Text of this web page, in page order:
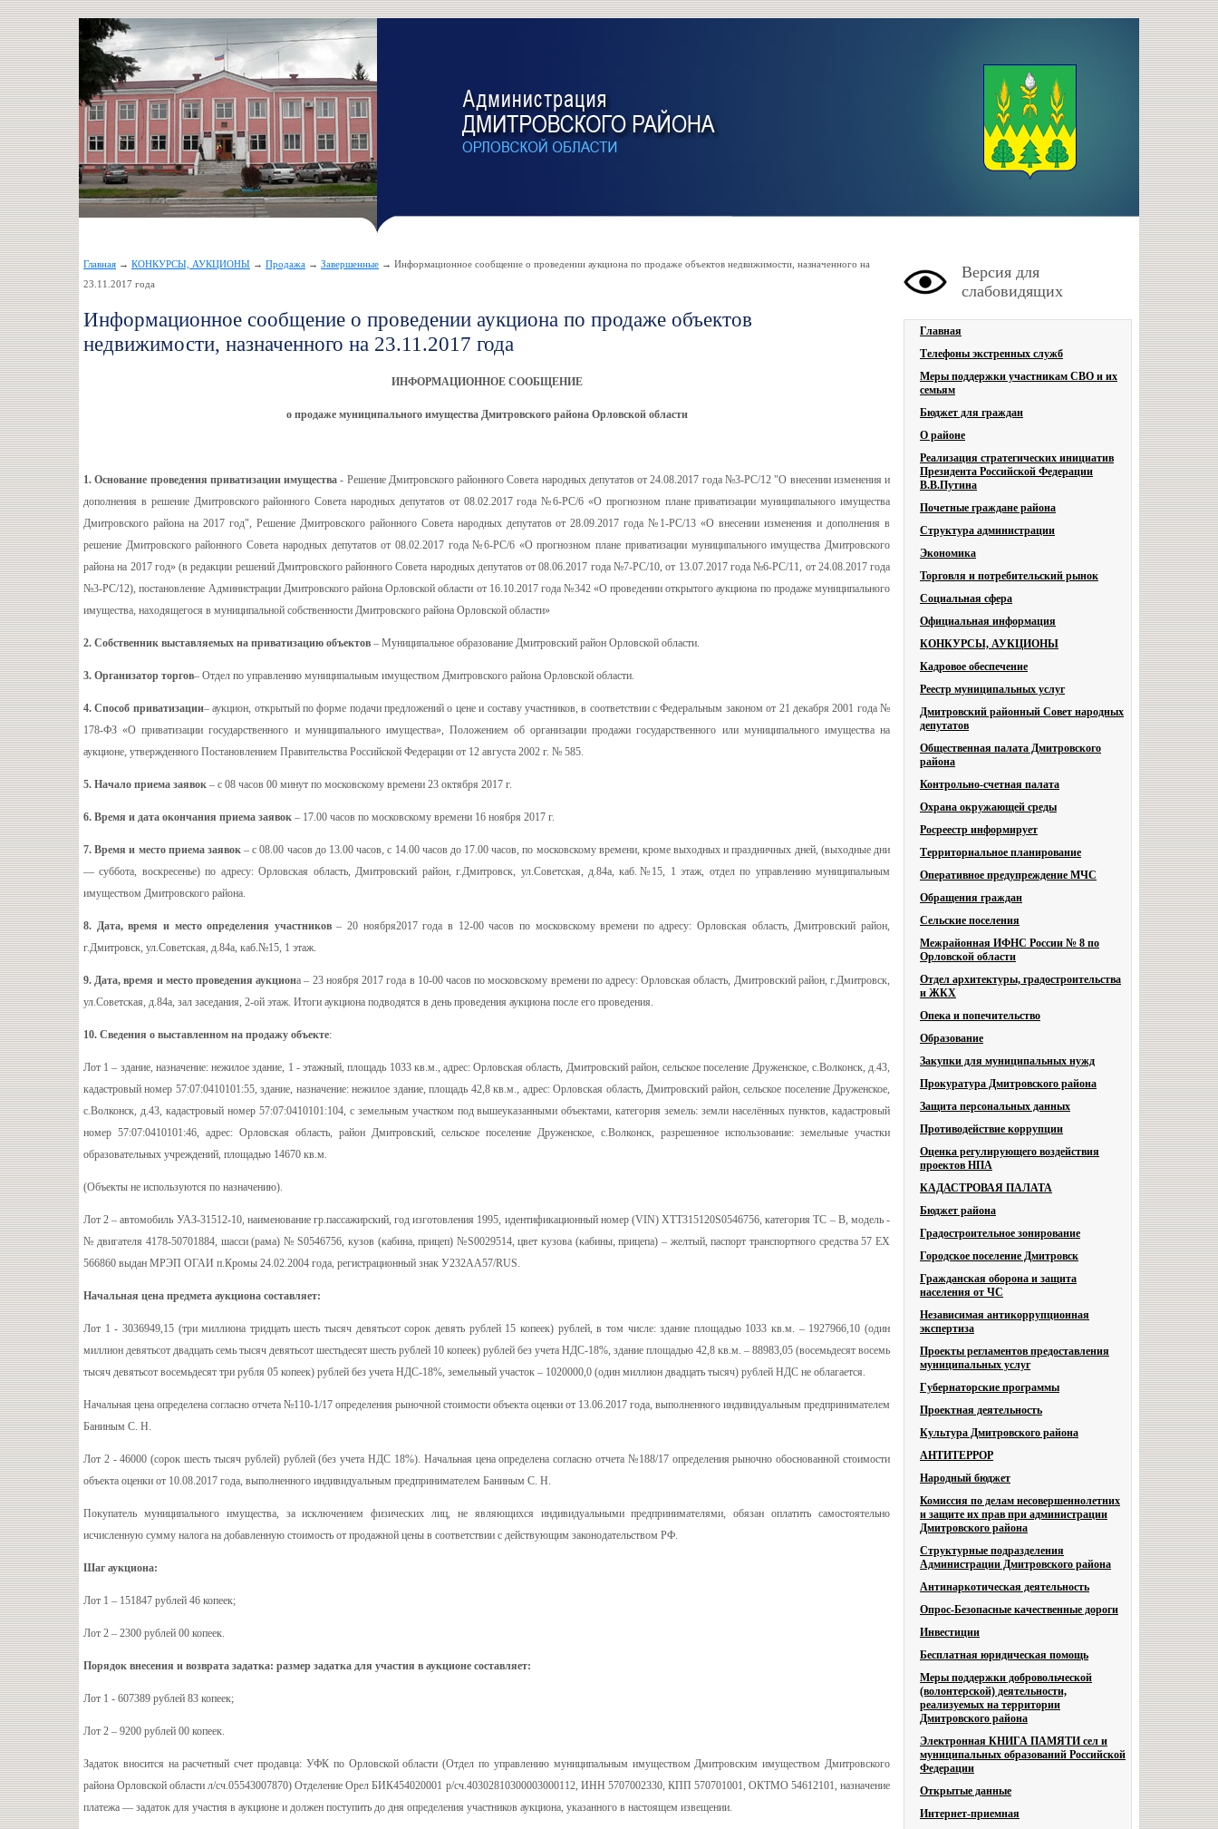
Главная → КОНКУРСЫ, АУКЦИОНЫ → Продажа → Завершенные → Информационное сообщение о проведении аукциона по продаже объектов недвижимости, назначенного на
23.11.2017 года
Информационное сообщение о проведении аукциона по продаже объектов
недвижимости, назначенного на 23.11.2017 года
ИНФОРМАЦИОННОЕ СООБЩЕНИЕ
о продаже муниципального имущества Дмитровского района Орловской области
1. Основание проведения приватизации имущества - Решение Дмитровского районного Совета народных депутатов от 24.08.2017 года №3-РС/12 "О внесении изменения и
дополнения в решение Дмитровского районного Совета народных депутатов от 08.02.2017 года №6-РС/6 «О прогнозном плане приватизации муниципального имущества
Дмитровского района на 2017 год", Решение Дмитровского районного Совета народных депутатов от 28.09.2017 года №1-РС/13 «О внесении изменения и дополнения в
решение Дмитровского районного Совета народных депутатов от 08.02.2017 года №6-РС/6 «О прогнозном плане приватизации муниципального имущества Дмитровского
района на 2017 год» (в редакции решений Дмитровского районного Совета народных депутатов от 08.06.2017 года №7-РС/10, от 13.07.2017 года №6-РС/11, от 24.08.2017 года
№3-РС/12), постановление Администрации Дмитровского района Орловской области от 16.10.2017 года №342 «О проведении открытого аукциона по продаже муниципального
имущества, находящегося в муниципальной собственности Дмитровского района Орловской области»
2. Собственник выставляемых на приватизацию объектов – Муниципальное образование Дмитровский район Орловской области.
3. Организатор торгов– Отдел по управлению муниципальным имуществом Дмитровского района Орловской области.
4. Способ приватизации– аукцион, открытый по форме подачи предложений о цене и составу участников, в соответствии с Федеральным законом от 21 декабря 2001 года №
178-ФЗ «О приватизации государственного и муниципального имущества», Положением об организации продажи государственного или муниципального имущества на
аукционе, утвержденного Постановлением Правительства Российской Федерации от 12 августа 2002 г. № 585.
5. Начало приема заявок – с 08 часов 00 минут по московскому времени 23 октября 2017 г.
6. Время и дата окончания приема заявок – 17.00 часов по московскому времени 16 ноября 2017 г.
7. Время и место приема заявок– с 08.00 часов до 13.00 часов, с 14.00 часов до 17.00 часов, по московскому времени, кроме выходных и праздничных дней, (выходные дни
— суббота, воскресенье) по адресу: Орловская область, Дмитровский район, г.Дмитровск, ул.Советская, д.84а, каб.№15, 1 этаж, отдел по управлению муниципальным
имуществом Дмитровского района.
8. Дата, время и место определения участников– 20 ноября2017 года в 12-00 часов по московскому времени по адресу: Орловская область, Дмитровский район,
г.Дмитровск, ул.Советская, д.84а, каб.№15, 1 этаж.
9. Дата, время и место проведения аукциона – 23 ноября 2017 года в 10-00 часов по московскому времени по адресу: Орловская область, Дмитровский район, г.Дмитровск,
ул.Советская, д.84а, зал заседания, 2-ой этаж. Итоги аукциона подводятся в день проведения аукциона после его проведения.
10. Сведения о выставленном на продажу объекте:
Лот 1 – здание, назначение: нежилое здание, 1 - этажный, площадь 1033 кв.м., адрес: Орловская область, Дмитровский район, сельское поселение Друженское, с.Волконск, д.43,
кадастровый номер 57:07:0410101:55, здание, назначение: нежилое здание, площадь 42,8 кв.м., адрес: Орловская область, Дмитровский район, сельское поселение Друженское,
с.Волконск, д.43, кадастровый номер 57:07:0410101:104, с земельным участком под вышеуказанными объектами, категория земель: земли населённых пунктов, кадастровый
номер 57:07:0410101:46, адрес: Орловская область, район Дмитровский, сельское поселение Друженское, с.Волконск, разрешенное использование: земельные участки
образовательных учреждений, площадью 14670 кв.м.
(Объекты не используются по назначению).
Лот 2 – автомобиль УАЗ-31512-10, наименование гр.пассажирский, год изготовления 1995, идентификационный номер (VIN) ХТТ315120S0546756, категория ТС – В, модель -
№ двигателя 4178-50701884, шасси (рама) № S0546756, кузов (кабина, прицеп) №S0029514, цвет кузова (кабины, прицепа) – желтый, паспорт транспортного средства 57 ЕХ
566860 выдан МРЭП ОГАИ п.Кромы 24.02.2004 года, регистрационный знак У232АА57/RUS.
Начальная цена предмета аукциона составляет:
Лот 1 - 3036949,15 (три миллиона тридцать шесть тысяч девятьсот сорок девять рублей 15 копеек) рублей, в том числе: здание площадью 1033 кв.м. – 1927966,10 (один
миллион девятьсот двадцать семь тысяч девятьсот шестьдесят шесть рублей 10 копеек) рублей без учета НДС-18%, здание площадью 42,8 кв.м. – 88983,05 (восемьдесят восемь
тысяч девятьсот восемьдесят три рубля 05 копеек) рублей без учета НДС-18%, земельный участок – 1020000,0 (один миллион двадцать тысяч) рублей НДС не облагается.
Начальная цена определена согласно отчета №110-1/17 определения рыночной стоимости объекта оценки от 13.06.2017 года, выполненного индивидуальным предпринимателем
Баниным С. Н.
Лот 2 - 46000 (сорок шесть тысяч рублей) рублей (без учета НДС 18%). Начальная цена определена согласно отчета №188/17 определения рыночно обоснованной стоимости
объекта оценки от 10.08.2017 года, выполненного индивидуальным предпринимателем Баниным С. Н.
Покупатель муниципального имущества, за исключением физических лиц, не являющихся индивидуальными предпринимателями, обязан оплатить самостоятельно
исчисленную сумму налога на добавленную стоимость от продажной цены в соответствии с действующим законодательством РФ.
Шаг аукциона:
Лот 1 – 151847 рублей 46 копеек;
Лот 2 – 2300 рублей 00 копеек.
Порядок внесения и возврата задатка: размер задатка для участия в аукционе составляет:
Лот 1 - 607389 рублей 83 копеек;
Лот 2 – 9200 рублей 00 копеек.
Задаток вносится на расчетный счет продавца: УФК по Орловской области (Отдел по управлению муниципальным имуществом Дмитровским имуществом Дмитровского
района Орловской области л/сч.05543007870) Отделение Орел БИК454020001 р/сч.40302810300003000112, ИНН 5707002330, КПП 570701001, ОКТМО 54612101, назначение
платежа — задаток для участия в аукционе и должен поступить до дня определения участников аукциона, указанного в настоящем извещении.
Версия для
слабовидящих
Главная
Телефоны экстренных служб
Меры поддержки участникам СВО и их
семьям
Бюджет для граждан
О районе
Реализация стратегических инициатив
Президента Российской Федерации
В.В.Путина
Почетные граждане района
Структура администрации
Экономика
Торговля и потребительский рынок
Социальная сфера
Официальная информация
КОНКУРСЫ, АУКЦИОНЫ
Кадровое обеспечение
Реестр муниципальных услуг
Дмитровский районный Совет народных
депутатов
Общественная палата Дмитровского
района
Контрольно-счетная палата
Охрана окружающей среды
Росреестр информирует
Территориальное планирование
Оперативное предупреждение МЧС
Обращения граждан
Сельские поселения
Межрайонная ИФНС России № 8 по
Орловской области
Отдел архитектуры, градостроительства
и ЖКХ
Опека и попечительство
Образование
Закупки для муниципальных нужд
Прокуратура Дмитровского района
Защита персональных данных
Противодействие коррупции
Оценка регулирующего воздействия
проектов НПА
КАДАСТРОВАЯ ПАЛАТА
Бюджет района
Градостроительное зонирование
Городское поселение Дмитровск
Гражданская оборона и защита
населения от ЧС
Независимая антикоррупционная
экспертиза
Проекты регламентов предоставления
муниципальных услуг
Губернаторские программы
Проектная деятельность
Культура Дмитровского района
АНТИТЕРРОР
Народный бюджет
Комиссия по делам несовершеннолетних
и защите их прав при администрации
Дмитровского района
Структурные подразделения
Администрации Дмитровского района
Антинаркотическая деятельность
Опрос-Безопасные качественные дороги
Инвестиции
Бесплатная юридическая помощь
Меры поддержки добровольческой
(волонтерской) деятельности,
реализуемых на территории
Дмитровского района
Электронная КНИГА ПАМЯТИ сел и
муниципальных образований Российской
Федерации
Открытые данные
Интернет-приемная